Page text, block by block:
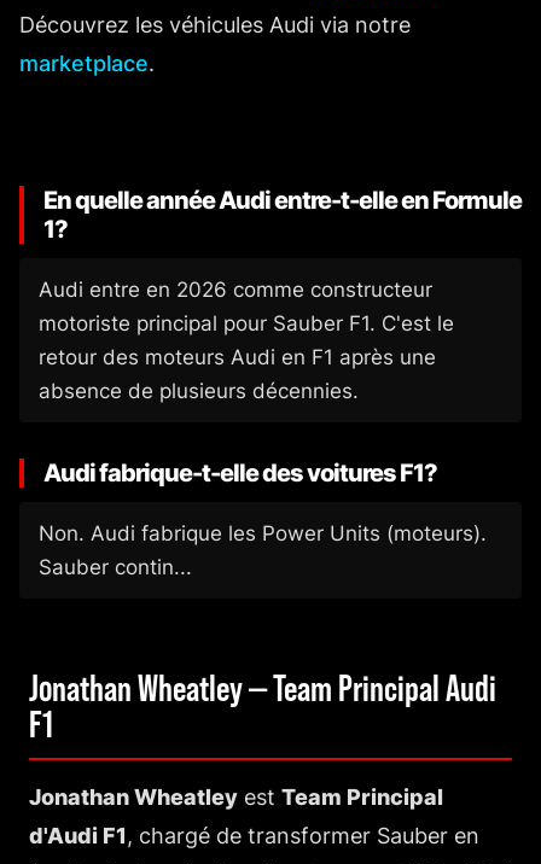
Découvrez les véhicules Audi via notre
marketplace.
En quelle année Audi entre-t-elle en Formule
1?
Audi entre en 2026 comme constructeur
motoriste principal pour Sauber F1. C'est le
retour des moteurs Audi en F1 après une
absence de plusieurs décennies.
Audi fabrique-t-elle des voitures F1?
Non. Audi fabrique les Power Units (moteurs).
Sauber contin...
Jonathan Wheatley — Team Principal Audi
F1
Jonathan Wheatley est Team Principal
d'Audi F1, chargé de transformer Sauber en